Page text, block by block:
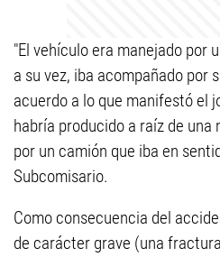
"El vehículo era manejado por
a su vez, iba acompañado por
acuerdo a lo que manifestó el
habría producido a raíz de una
por un camión que iba en
Subcomisario.
Como consecuencia del
de carácter grave (una